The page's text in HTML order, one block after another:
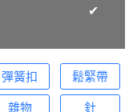
彈簧扣 鬆緊帶
雜物 針